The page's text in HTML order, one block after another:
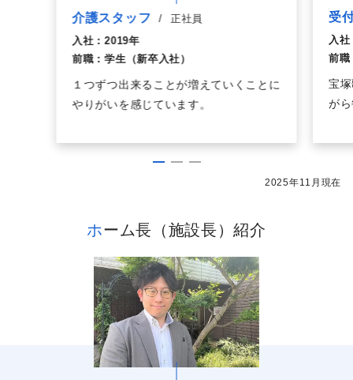
介護スタッフ /
正社員
入社：2019年
前職：学生（新卒入社）
１つずつ出来ることが増えていくことに
やりがいを感じています。
受
入社
前職
宝
が
2025年11月現在
ホーム長（施設長）紹介